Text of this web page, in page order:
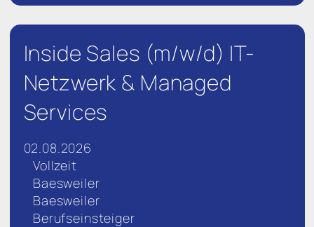
Inside Sales (m/w/d) IT-
Netzwerk & Managed
Services
02.08.2026
Vollzeit
Baesweiler
Baesweiler
Berufseinsteiger